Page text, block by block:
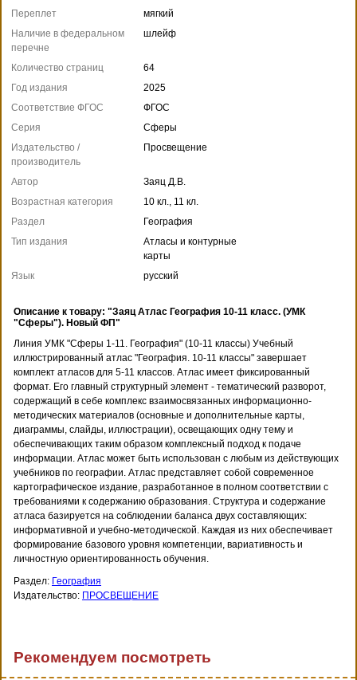
Переплет
мягкий
Наличие в федеральном
перечне
шлейф
Количество страниц
64
Год издания
2025
Соответствие ФГОС
ФГОС
Серия
Сферы
Издательство /
производитель
Просвещение
Автор
Заяц Д.В.
Возрастная категория
10 кл., 11 кл.
Раздел
География
Тип издания
Атласы и контурные
карты
Язык
русский
Описание к товару: "Заяц Атлас География 10-11 класс. (УМК
"Сферы"). Новый ФП"
Линия УМК "Сферы 1-11. География" (10-11 классы) Учебный
иллюстрированный атлас "География. 10-11 классы" завершает
комплект атласов для 5-11 классов. Атлас имеет фиксированный
формат. Его главный структурный элемент - тематический разворот,
содержащий в себе комплекс взаимосвязанных информационно-
методических материалов (основные и дополнительные карты,
диаграммы, слайды, иллюстрации), освещающих одну тему и
обеспечивающих таким образом комплексный подход к подаче
информации. Атлас может быть использован с любым из действующих
учебников по географии. Атлас представляет собой современное
картографическое издание, разработанное в полном соответствии с
требованиями к содержанию образования. Структура и содержание
атласа базируется на соблюдении баланса двух составляющих:
информативной и учебно-методической. Каждая из них обеспечивает
формирование базового уровня компетенции, вариативность и
личностную ориентированность обучения.
Раздел: География
Издательство: ПРОСВЕЩЕНИЕ
Рекомендуем посмотреть